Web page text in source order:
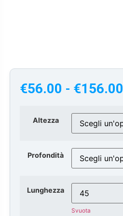
€56.00 - €156.00
Altezza
Profondità
Lunghezza
Svuota